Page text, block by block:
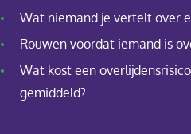
Wat niemand je vertelt over
Rouwen voordat iemand is
Wat kost een
gemiddeld?